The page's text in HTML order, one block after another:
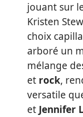
jouant sur
Kristen
choix
arboré un
mélange
et rock,
versatile
et Jennifer